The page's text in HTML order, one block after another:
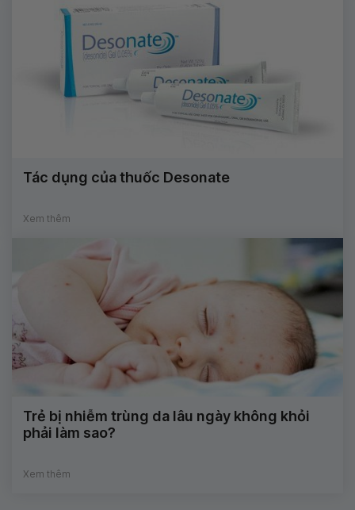
Tác dụng của thuốc Desonate
Xem thêm
Trẻ bị nhiễm trùng da lâu ngày không khỏi
phải làm sao?
Xem thêm